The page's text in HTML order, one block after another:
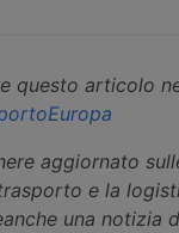
questo articolo
aggiornato
e la
una notizia